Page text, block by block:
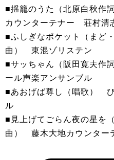
■揺籠のうた（北原白秋
カウンターテナー 荘村清
■ふしぎなポケット（まど
曲） 東混ゾリステン
■サッちゃん（阪田寛夫
ール声楽アンサンブル
■あおげば尊し（唱歌）
ル
■見上げてごらん夜の星を
曲） 藤木大地カウンター